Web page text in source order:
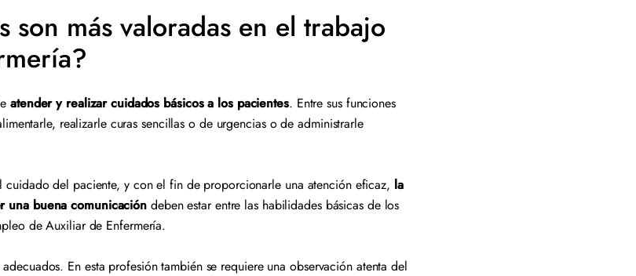
son más valoradas en el trabajo
atender y realizar cuidados básicos a los pacientes. Entre sus funciones
realizarle curas sencillas o de urgencias o de administrarle
cuidado del paciente, y con el fin de proporcionarle una atención eficaz, la
una buena comunicación deben estar entre las habilidades básicas de los
de Auxiliar de Enfermería.
En esta profesión también se requiere una observación atenta del